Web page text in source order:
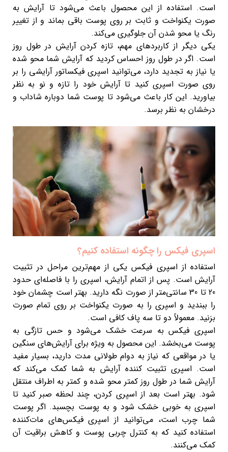
است. استفاده از این محصول باعث می‌شود تا آرایش به
صورت یکنواخت و ثابت بر روی پوست باقی بماند و از تغییر
رنگ یا محو شدن آن جلوگیری می‌کند.
یکی دیگر از کاربردهای مهم، تازه کردن آرایش در طول روز
است. اگر در طول روز احساس کردید که آرایش شما محو شده
یا نیاز به تجدید دارد، می‌توانید اسپری فیکساتور آرایشی را بر
روی صورت اسپری کنید تا آرایش خود را تازه و نو به نظر
بیاورید. این کار باعث می‌شود تا پوست شما دوباره شاداب و
درخشان به نظر برسد.
اسپری فیکس را چگونه استفاده کنیم؟
استفاده از اسپری فیکس یکی از مهم‌ترین مراحل در تثبیت
آرایش است. پس از اتمام آرایش، اسپری را با فاصله‌ای حدود
20 تا 30 سانتی‌متر از صورت نگه دارید. بهتر است چشمان خود
را ببندید و اسپری را به صورت یکنواخت بر روی تمام صورت
بزنید. معمولاً دو تا سه پاف کافی است.
اسپری فیکس به سرعت خشک می‌شود و حس تازگی به
پوست می‌بخشد. این محصول به ویژه برای آرایش‌های سنگین
یا در مواقعی که نیاز به دوام طولانی مدت دارید، بسیار مفید
است. اسپری تثبیت کننده آرایش به شما کمک می‌کند که
آرایش شما در طول روز کمتر محو شده و کمتر به اطراف منتقل
شود. بهتر است بعد از اسپری کردن، چند لحظه صبر کنید تا
اسپری به خوبی خشک شود و به پوست بچسبد. اگر پوست
شما چرب است، می‌توانید از اسپری فیکس‌های مات‌کننده
استفاده کنید که به کنترل چربی پوست و کاهش براقیت آن
کمک می‌کنند.